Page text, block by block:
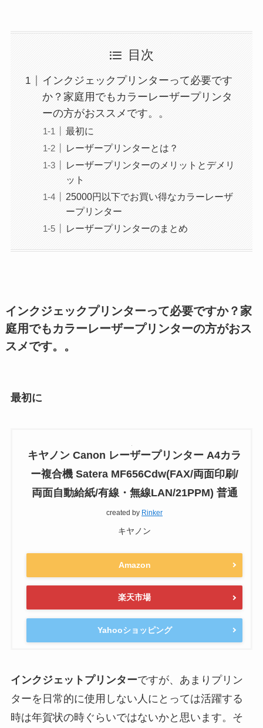
目次
インクジェックプリンターって必要です
か？家庭用でもカラーレーザープリンタ
ーの方がおススメです。。
最初に
レーザープリンターとは？
レーザープリンターのメリットとデメリ
ット
25000円以下でお買い得なカラーレーザ
ープリンター
レーザープリンターのまとめ
インクジェックプリンターって必要ですか？家
庭用でもカラーレーザープリンターの方がおス
スメです。。
最初に
キヤノン Canon レーザープリンター A4カラ
ー複合機 Satera MF656Cdw(FAX/両面印刷/
両面自動給紙/有線・無線LAN/21PPM) 普通
created by Rinker
キヤノン
Amazon
楽天市場
Yahooショッピング
インクジェットプリンターですが、あまりプリン
ターを日常的に使用しない人にとっては活躍する
時は年賀状の時ぐらいではないかと思います。そ